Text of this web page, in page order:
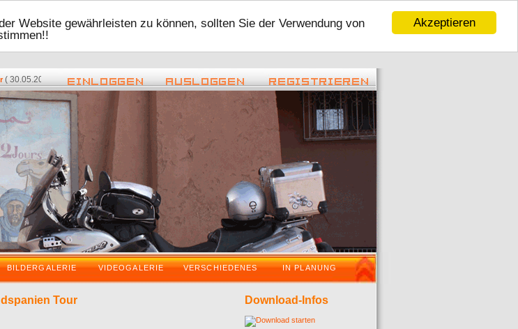
Akzeptieren
Website gewährleisten zu können, sollten Sie der Verwendung von
- 17:48 ) -Zurück vom VDT 2016 ( 08.05.2016 - 22:45 ) - Tour 2016( 06.01.2016 - 16:59 ) -
BILDERGALERIE VIDEOGALERIE VERSCHIEDENES IN PLANUNG
Tour Download-Infos